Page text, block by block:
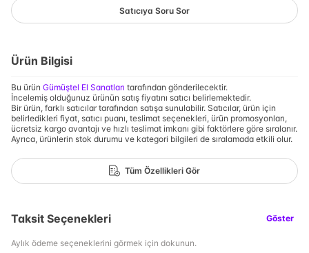
Satıcıya Soru Sor
Ürün Bilgisi
Bu ürün Gümüştel El Sanatları tarafından gönderilecektir.
İncelemiş olduğunuz ürünün satış fiyatını satıcı belirlemektedir.
Bir ürün, farklı satıcılar tarafından satışa sunulabilir. Satıcılar, ürün için
belirledikleri fiyat, satıcı puanı, teslimat seçenekleri, ürün promosyonları,
ücretsiz kargo avantajı ve hızlı teslimat imkanı gibi faktörlere göre sıralanır.
Ayrıca, ürünlerin stok durumu ve kategori bilgileri de sıralamada etkili olur.
Tüm Özellikleri Gör
Taksit Seçenekleri Göster
Aylık ödeme seçeneklerini görmek için dokunun.